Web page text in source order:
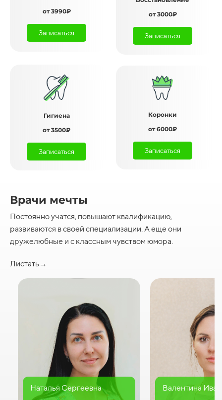
от 3990₽
Записаться
от 3000₽
Записаться
Гигиена
от 3500₽
Записаться
Коронки
от 6000₽
Записаться
Врачи мечты
Постоянно учатся, повышают квалификацию,
развиваются в своей специализации. А еще они
дружелюбные и с классным чувством юмора.
Листать→
Наталья Сергеевна Валентина